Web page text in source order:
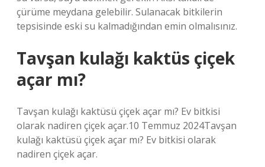
çürüme meydana gelebilir. Sulanacak bitkilerin
tepsisinde eski su kalmadığından emin olmalısınız.
Tavşan kulağı kaktüs çiçek
açar mı?
Tavşan kulağı kaktüsü çiçek açar mı? Ev bitkisi
olarak nadiren çiçek açar.10 Temmuz 2024Tavşan
kulağı kaktüsü çiçek açar mı? Ev bitkisi olarak
nadiren çiçek açar.